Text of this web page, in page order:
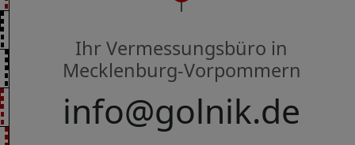
Ihr Vermessungsbüro in
Mecklenburg-Vorpommern
info@golnik.de